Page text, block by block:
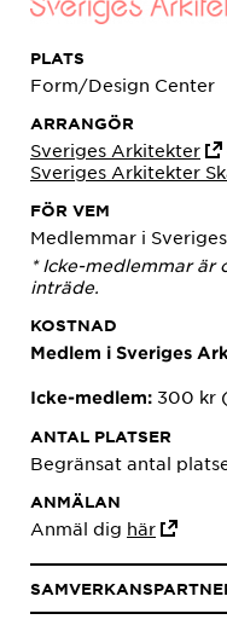
PLATS
Form/Design Center
ARRANGÖR
Sveriges Arkitekter
Sveriges Arkitekter
FÖR VEM
Medlemmar i
* Icke-medlemmar är
inträde.
KOSTNAD
Medlem i Sveriges
Icke-medlem: 300 kr
ANTAL PLATSER
Begränsat antal
ANMÄLAN
Anmäl dig här